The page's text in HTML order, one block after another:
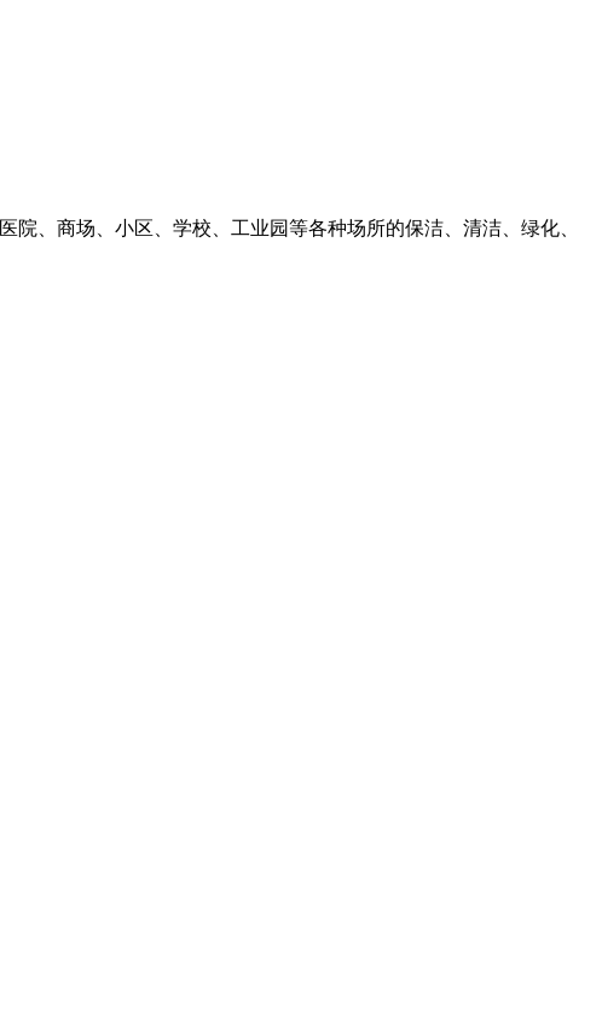
、商场、小区、学校、工业园等各种场所的保洁、清洁、绿化、